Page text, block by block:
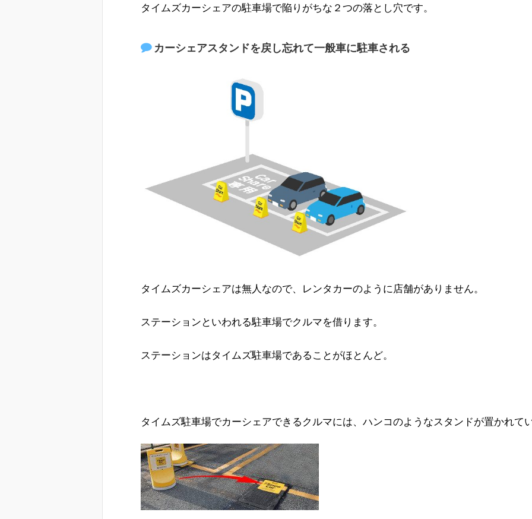
タイムズカーシェアの駐車場で陥りがちな２つの落とし穴です。
カーシェアスタンドを戻し忘れて一般車に駐車される
タイムズカーシェアは無人なので、レンタカーのように店舗がありません。
ステーションといわれる駐車場でクルマを借ります。
ステーションはタイムズ駐車場であることがほとんど。
タイムズ駐車場でカーシェアできるクルマには、ハンコのようなスタンドが置かれて